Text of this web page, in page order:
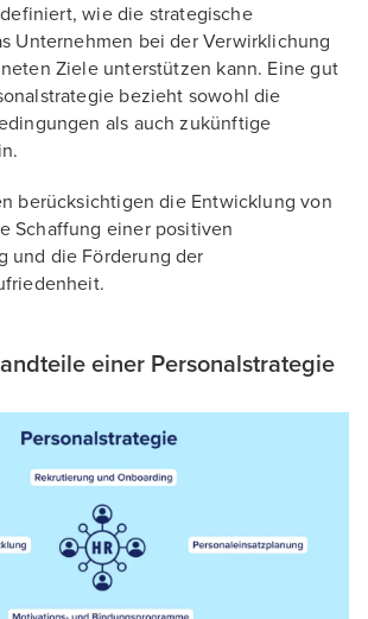
wie die strategische
Unternehmen bei der Verwirklichung
Ziele unterstützen kann. Eine gut
bezieht sowohl die
als auch zukünftige
berücksichtigen die Entwicklung von
Schaffung einer positiven
und die Förderung der
einer Personalstrategie